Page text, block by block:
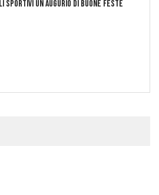
SPORTIVI UN AUGURIO DI BUONE FESTE